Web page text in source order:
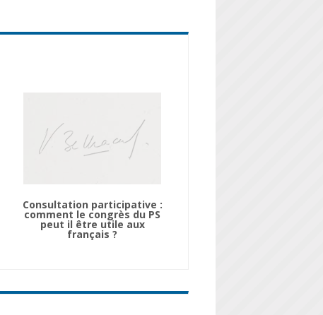
Consultation participative :
comment le congrès du PS
peut il être utile aux
français ?